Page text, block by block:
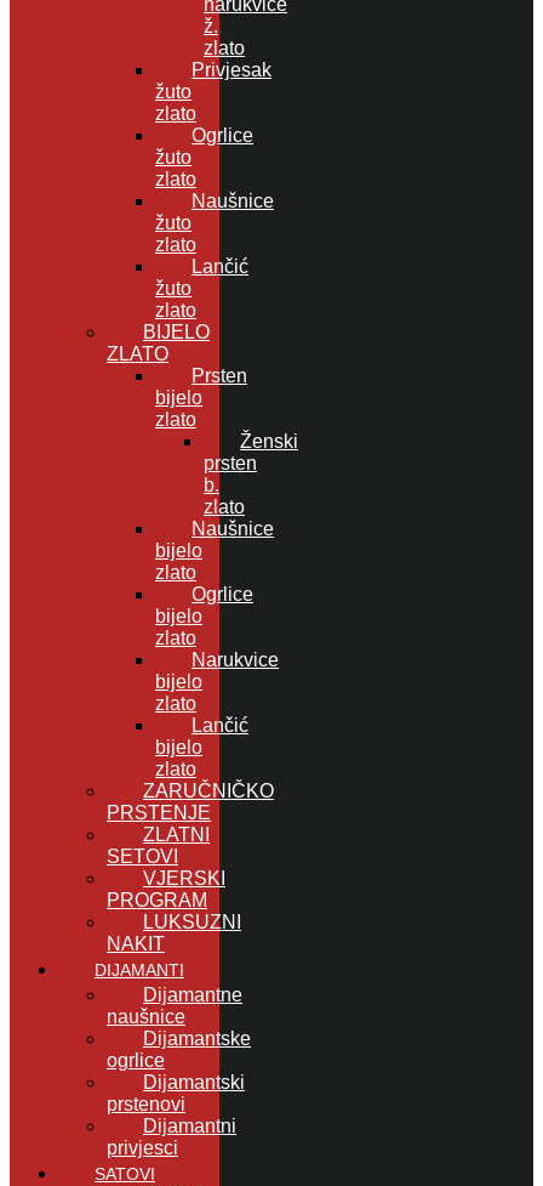
ž.
zlato
Privjesak
žuto
zlato
Ogrlice
žuto
zlato
Naušnice
žuto
zlato
Lančić
žuto
zlato
BIJELO
ZLATO
Prsten
bijelo
zlato
Ženski
prsten
b.
zlato
Naušnice
bijelo
zlato
Ogrlice
bijelo
zlato
Narukvice
bijelo
zlato
Lančić
bijelo
zlato
ZARUČNIČKO
PRSTENJE
ZLATNI
SETOVI
VJERSKI
PROGRAM
LUKSUZNI
NAKIT
DIJAMANTI
Dijamantne
naušnice
Dijamantske
ogrlice
Dijamantski
prstenovi
Dijamantni
privjesci
SATOVI